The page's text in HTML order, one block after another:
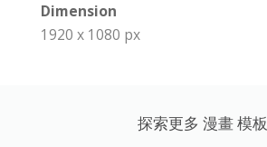
Dimension
1920 x 1080 px
探索更多 漫畫 模板